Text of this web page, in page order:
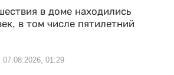
в доме находились
в том числе пятилетний
07.08.2026, 01:29